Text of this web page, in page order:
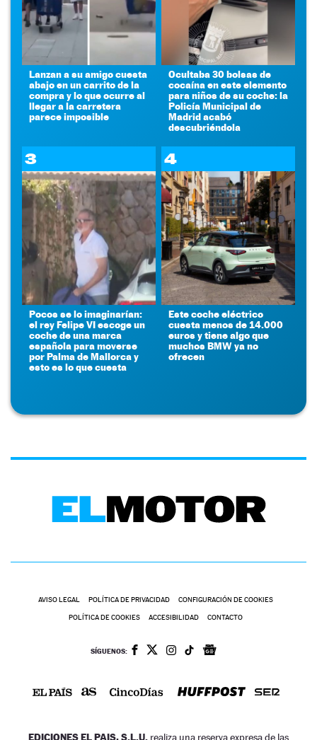
Lanzan a su amigo cuesta
abajo en un carrito de la
compra y lo que ocurre al
llegar a la carretera
parece imposible
Ocultaba 30 bolsas de
cocaína en este elemento
para niños de su coche: la
Policía Municipal de
Madrid acabó
descubriéndola
3
Pocos se lo imaginarían:
el rey Felipe VI escoge un
coche de una marca
española para moverse
por Palma de Mallorca y
esto es lo que cuesta
4
Este coche eléctrico
cuesta menos de 14.000
euros y tiene algo que
muchos BMW ya no
ofrecen
AVISO LEGAL POLÍTICA DE PRIVACIDAD CONFIGURACIÓN DE COOKIES
POLÍTICA DE COOKIES ACCESIBILIDAD CONTACTO
SÍGUENOS:
EDICIONES EL PAIS, S.L.U. realiza una reserva expresa de las